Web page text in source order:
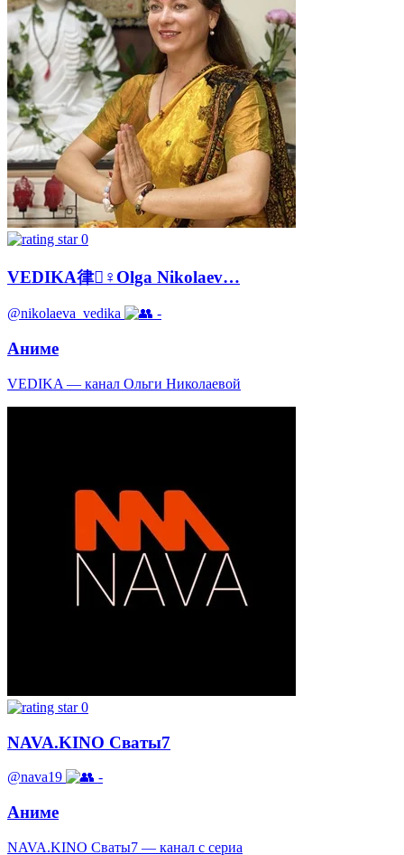
0
VEDIKA律‍♀️Olga Nikolaev…
@nikolaeva_vedika -
Аниме
VEDIKA — канал Ольги Николаевой
0
NAVA.KINO Сваты7
@nava19 -
Аниме
NAVA.KINO Сваты7 — канал с сериа